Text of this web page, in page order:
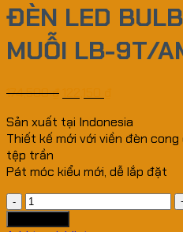
ĐÈN LED
MUỖI LB-9T/
174,500₫
Sản xuất tại Indonesia
Thiết kế mới với viền đèn
tệp trần
Pát móc kiểu mới, dễ lắp đặt
ĐÈN
LED